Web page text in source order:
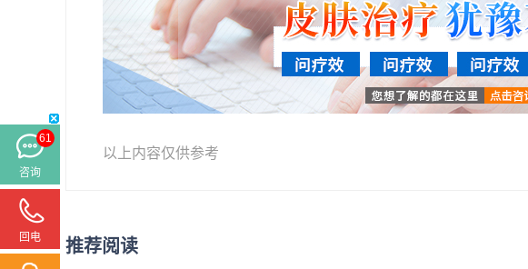
以上内容仅供参考
推荐阅读
61
咨询
回电